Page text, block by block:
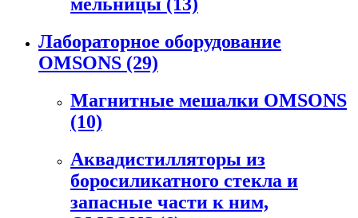
Лабораторное оборудование
OMSONS (29)
Магнитные мешалки OMSONS
(10)
Аквадистилляторы из
боросиликатного стекла и
запасные части к ним,